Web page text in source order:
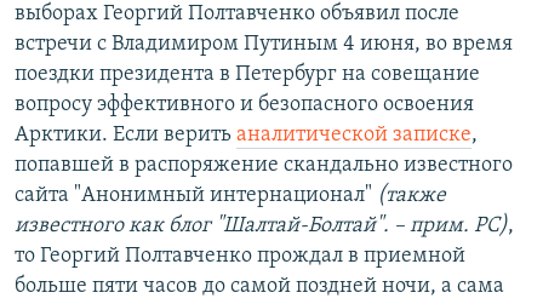
выборах Георгий Полтавченко объявил после
встречи с Владимиром Путиным 4 июня, во время
поездки президента в Петербург на совещание
вопросу эффективного и безопасного освоения
Арктики. Если верить аналитической записке,
попавшей в распоряжение скандально известного
сайта "Анонимный интернационал" (также
известного как блог "Шалтай-Болтай". – прим. РС),
то Георгий Полтавченко прождал в приемной
больше пяти часов до самой поздней ночи, а сама